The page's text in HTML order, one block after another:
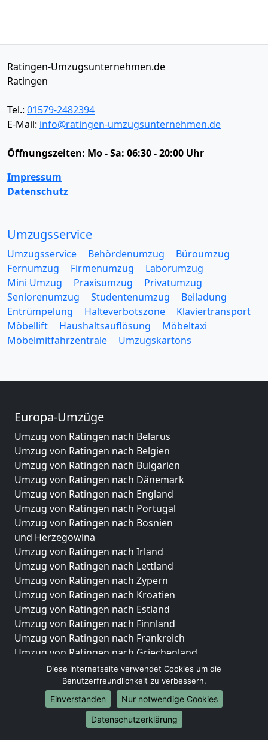
Ratingen-Umzugsunternehmen.de
Ratingen
Tel.: 01579-2482394
E-Mail: info@ratingen-umzugsunternehmen.de
Öffnungszeiten: Mo - Sa: 06:30 - 20:00 Uhr
Impressum
Datenschutz
Umzugsservice
Umzugsservice Behördenumzug
Büroumzug
Fernumzug
Firmenumzug
Laborumzug
Mini Umzug
Praxisumzug
Privatumzug
Seniorenumzug
Studentenumzug
Beiladung
Entrümpelung
Halteverbotszone
Klaviertransport
Möbellift
Haushaltsauflösung
Möbeltaxi
Möbelmitfahrzentrale
Umzugskartons
Europa-Umzüge
Umzug von Ratingen nach Belarus
Umzug von Ratingen nach Belgien
Umzug von Ratingen nach Bulgarien
Umzug von Ratingen nach Dänemark
Umzug von Ratingen nach England
Umzug von Ratingen nach Portugal
Umzug von Ratingen nach Bosnien
und Herzegowina
Umzug von Ratingen nach Irland
Umzug von Ratingen nach Lettland
Umzug von Ratingen nach Zypern
Umzug von Ratingen nach Kroatien
Umzug von Ratingen nach Estland
Umzug von Ratingen nach Finnland
Umzug von Ratingen nach Frankreich
Umzug von Ratingen nach Griechenland
Umzug von Ratingen nach Italien
Umzug von Ratingen nach Liechtenstein
Umzug von Ratingen nach Luxemburg
Umzug von Ratingen nach Niederlande
Umzug von Ratingen nach Norwegen
Diese Internetseite verwendet Cookies um die
Benutzerfreundlichkeit zu verbessern.
Einverstanden
Nur notwendige Cookies
Datenschutzerklärung